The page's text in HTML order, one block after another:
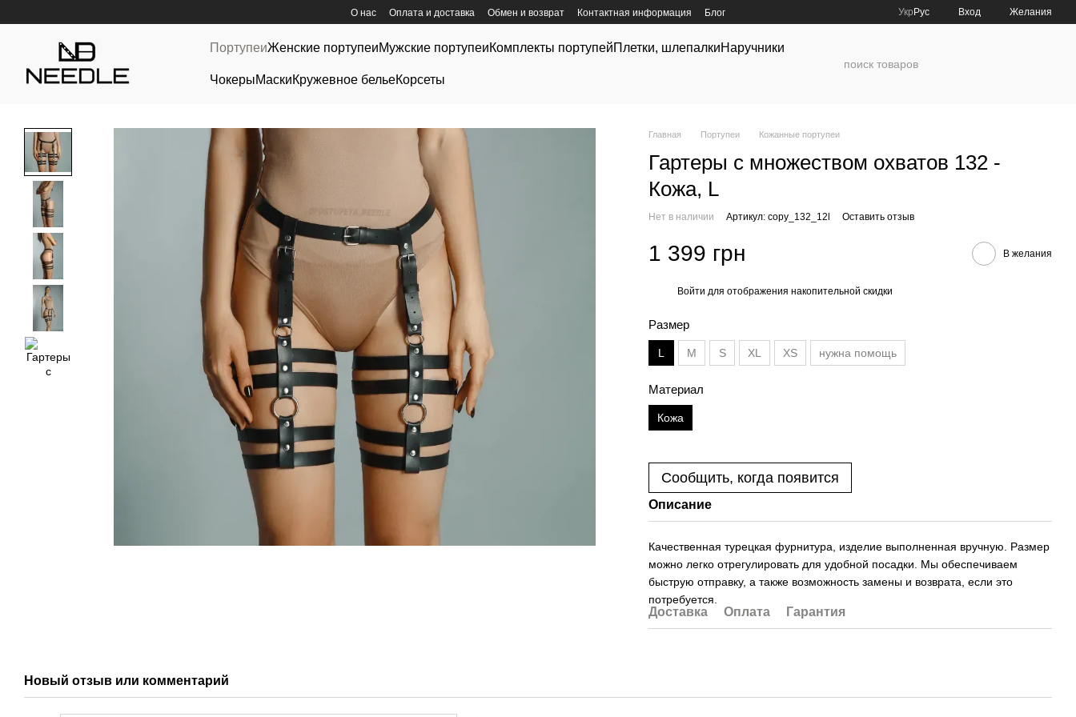
О нас Оплата и доставка Обмен и возврат Контактная информация Блог Укр Рус Вход Желания
ПортупеиЖенские портупеиМужские портупеиКомплекты портупейПлетки, шлепалкиНаручники
ЧокерыМаскиКружевное бельеКорсеты
Главная Портупеи Кожанные портупеи
Гартеры с множеством охватов 132 -
Кожа, L
Нет в наличии Артикул: copy_132_12l Оставить отзыв
1 399 грн В желания
Войти для отображения накопительной скидки
Размер
L M S XL XS нужна помощь
Материал
Кожа
Сообщить, когда появится
Описание
Качественная турецкая фурнитура, изделие выполненная вручную. Размер
можно легко отрегулировать для удобной посадки. Мы обеспечиваем
быструю отправку, а также возможность замены и возврата, если это
потребуется.
Доставка Оплата Гарантия
Новый отзыв или комментарий